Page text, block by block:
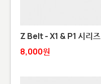
Z Belt - X1 & P1 시리즈
8,000원